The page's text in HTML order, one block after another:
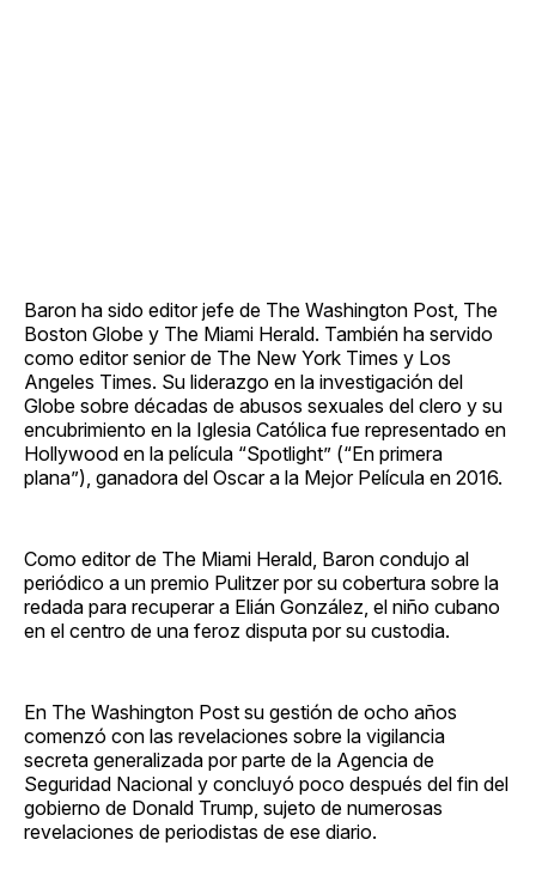
Baron ha sido editor jefe de The Washington Post, The
Boston Globe y The Miami Herald. También ha servido
como editor senior de The New York Times y Los
Angeles Times. Su liderazgo en la investigación del
Globe sobre décadas de abusos sexuales del clero y su
encubrimiento en la Iglesia Católica fue representado en
Hollywood en la película “Spotlight” (“En primera
plana”), ganadora del Oscar a la Mejor Película en 2016.
Como editor de The Miami Herald, Baron condujo al
periódico a un premio Pulitzer por su cobertura sobre la
redada para recuperar a Elián González, el niño cubano
en el centro de una feroz disputa por su custodia.
En The Washington Post su gestión de ocho años
comenzó con las revelaciones sobre la vigilancia
secreta generalizada por parte de la Agencia de
Seguridad Nacional y concluyó poco después del fin del
gobierno de Donald Trump, sujeto de numerosas
revelaciones de periodistas de ese diario.